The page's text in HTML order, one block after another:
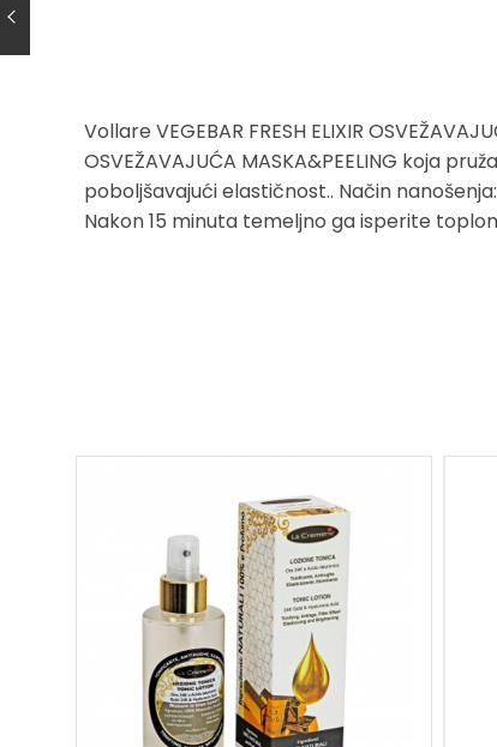
Vollare VEGEBAR FRESH ELIXIR
OSVEŽAVAJUĆA MASKA&PEELING koja
poboljšavajući elastičnost.. Način
Nakon 15 minuta temeljno ga isperite